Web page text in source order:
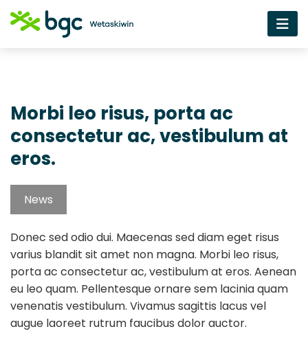
Morbi leo risus, porta ac
consectetur ac, vestibulum at
eros.
News
Donec sed odio dui. Maecenas sed diam eget risus
varius blandit sit amet non magna. Morbi leo risus,
porta ac consectetur ac, vestibulum at eros. Aenean
eu leo quam. Pellentesque ornare sem lacinia quam
venenatis vestibulum. Vivamus sagittis lacus vel
augue laoreet rutrum faucibus dolor auctor.